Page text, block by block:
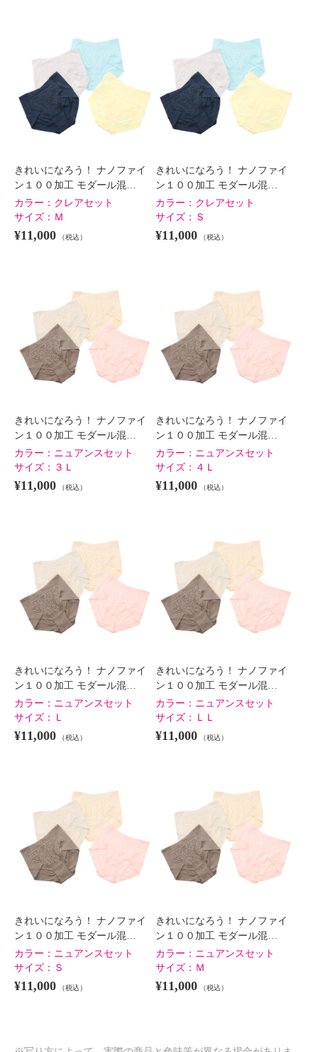
きれいになろう！ ナノファイ
ン１００加工 モダール混…
カラー： クレアセット
サイズ： Ｍ
¥11,000 （税込）
きれいになろう！ ナノファイ
ン１００加工 モダール混…
カラー： クレアセット
サイズ： Ｓ
¥11,000 （税込）
きれいになろう！ ナノファイ
ン１００加工 モダール混…
カラー： ニュアンスセット
サイズ： ３Ｌ
¥11,000 （税込）
きれいになろう！ ナノファイ
ン１００加工 モダール混…
カラー： ニュアンスセット
サイズ： ４Ｌ
¥11,000 （税込）
きれいになろう！ ナノファイ
ン１００加工 モダール混…
カラー： ニュアンスセット
サイズ：
Ｌ
¥11,000 （税込）
きれいになろう！ ナノファイ
ン１００加工 モダール混…
カラー： ニュアンスセット
サイズ：
ＬＬ
¥11,000 （税込）
きれいになろう！ ナノファイ
ン１００加工 モダール混…
カラー： ニュアンスセット
サイズ： Ｓ
¥11,000 （税込）
きれいになろう！ ナノファイ
ン１００加工 モダール混…
カラー： ニュアンスセット
サイズ： Ｍ
¥11,000 （税込）